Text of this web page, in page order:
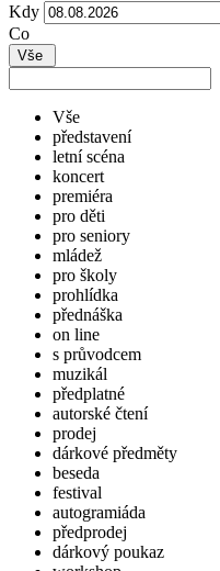
Kdy
Co
Vše
Vše
představení
letní scéna
koncert
premiéra
pro děti
pro seniory
mládež
pro školy
prohlídka
přednáška
on line
s průvodcem
muzikál
předplatné
autorské čtení
prodej
dárkové předměty
beseda
festival
autogramiáda
předprodej
dárkový poukaz